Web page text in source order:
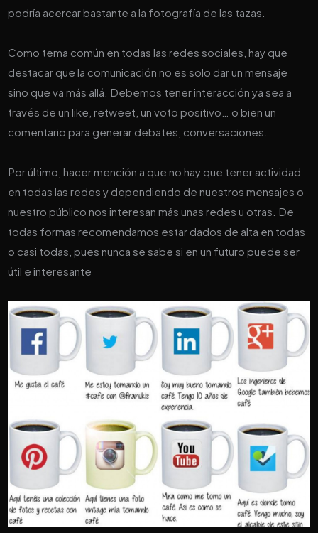
podría acercar bastante a la fotografía de las tazas.
Como tema común en todas las redes sociales, hay que
destacar que la comunicación no es solo dar un mensaje
sino que va más allá. Debemos tener interacción ya sea a
través de un like, retweet, un voto positivo… o bien un
comentario para generar debates, conversaciones…
Por último, hacer mención a que no hay que tener actividad
en todas las redes y dependiendo de nuestros mensajes o
nuestro público nos interesan más unas redes u otras. De
todas formas recomendamos estar dados de alta en todas
o casi todas, pues nunca se sabe si en un futuro puede ser
útil e interesante